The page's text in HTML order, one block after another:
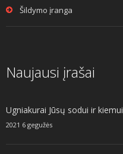
Šildymo įranga
Naujausi įrašai
Ugniakurai Jūsų sodui ir kiemui
2021 6 gegužės